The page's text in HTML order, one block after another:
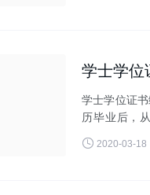
学士学位
学士学位证
历毕业后，
 2020-03-18